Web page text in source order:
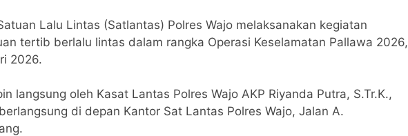
Lalu Lintas (Satlantas) Polres Wajo melaksanakan kegiatan
tertib berlalu lintas dalam rangka Operasi Keselamatan Pallawa 2026,
2026.
langsung oleh Kasat Lantas Polres Wajo AKP Riyanda Putra, S.Tr.K.,
di depan Kantor Sat Lantas Polres Wajo, Jalan A.